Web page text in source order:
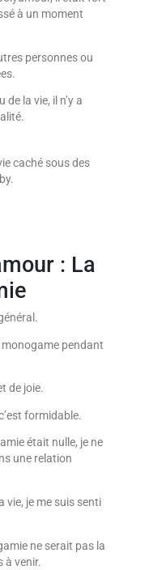
à un moment
personnes ou
la vie, il n’y a
caché sous des
: La
monogame pendant
de joie.
formidable.
était nulle, je ne
une relation
vie, je me suis senti
ne serait pas la
à venir.